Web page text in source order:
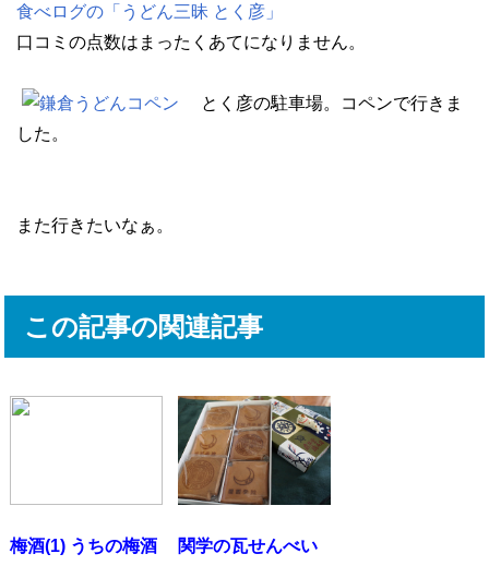
食べログの「うどん三昧 とく彦」
口コミの点数はまったくあてになりません。
とく彦の駐車場。コペンで行きま
した。
また行きたいなぁ。
この記事の関連記事
梅酒(1) うちの梅酒 関学の瓦せんべい